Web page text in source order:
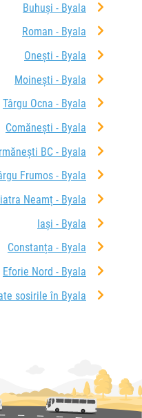
Buhuși - Byala
Roman - Byala
Onești - Byala
Moinești - Byala
Târgu Ocna - Byala
Comănești - Byala
BC - Byala
Frumos - Byala
Neamț - Byala
Iași - Byala
Constanța - Byala
Eforie Nord - Byala
sosirile în Byala